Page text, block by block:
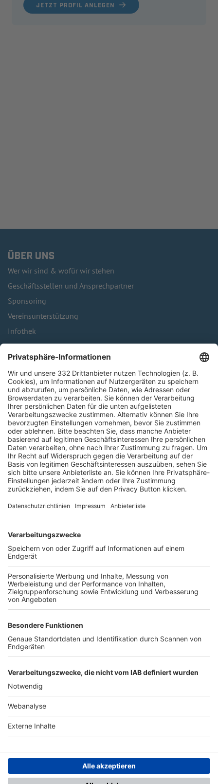
JETZT PROFIL ANLEGEN
ÜBER UNS
Wer wir sind & wofür wir stehen
Geschäftsstellen und Ansprechpartner
Sponsoring
Vereinsunterstützung
Infothek
Kontakt
HÄUFIG BESUCHTE SEITEN
Pässe und Vereinswechsel
Trainerausbildung
Schulungsangebot Vereinsmitarbeiter
BFV-Geschäftsstellen
Trainerbörse
Login SpielPlus
FOLGE DEM BFV
TOP-VEREINE
TOP-PARTNER
SFV DFB
Nutzungsbedingungen Datenschutz Impressum
Ihr Gerät wird möglicherweise
nicht vollständig unterstützt.